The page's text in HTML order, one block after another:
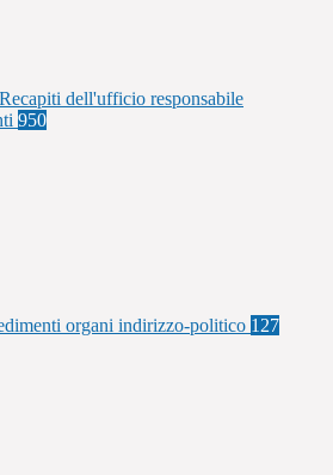
Recapiti dell'ufficio responsabile
950
organi indirizzo-politico 127